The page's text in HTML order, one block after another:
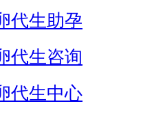
代生助孕
代生咨询
代生中心